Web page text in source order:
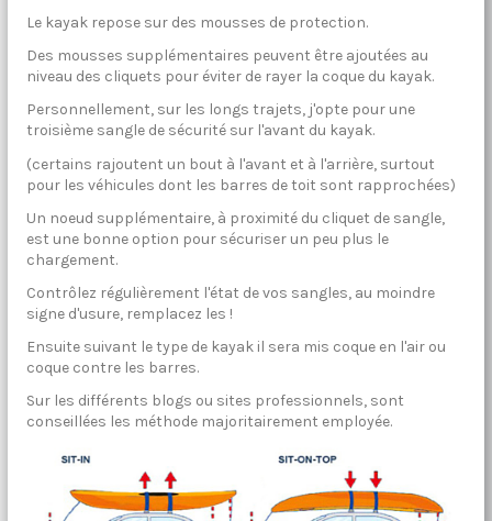
Le kayak repose sur des mousses de protection.
Des mousses supplémentaires peuvent être ajoutées au
niveau des cliquets pour éviter de rayer la coque du kayak.
Personnellement, sur les longs trajets, j'opte pour une
troisième sangle de sécurité sur l'avant du kayak.
(certains rajoutent un bout à l'avant et à l'arrière, surtout
pour les véhicules dont les barres de toit sont rapprochées)
Un noeud supplémentaire, à proximité du cliquet de sangle,
est une bonne option pour sécuriser un peu plus le
chargement.
Contrôlez régulièrement l'état de vos sangles, au moindre
signe d'usure, remplacez les !
Ensuite suivant le type de kayak il sera mis coque en l'air ou
coque contre les barres.
Sur les différents blogs ou sites professionnels, sont
conseillées les méthode majoritairement employée.